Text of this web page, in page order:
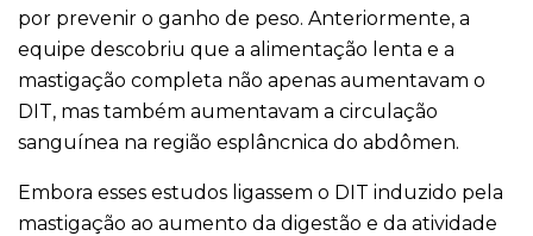
por prevenir o ganho de peso. Anteriormente, a
equipe descobriu que a alimentação lenta e a
mastigação completa não apenas aumentavam o
DIT, mas também aumentavam a circulação
sanguínea na região esplâncnica do abdômen.
Embora esses estudos ligassem o DIT induzido pela
mastigação ao aumento da digestão e da atividade